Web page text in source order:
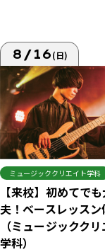
8/16(日)
ミュージッククリエイト学科
【来校】初めてで
夫！ベースレッス
（ミュージックク
学科）